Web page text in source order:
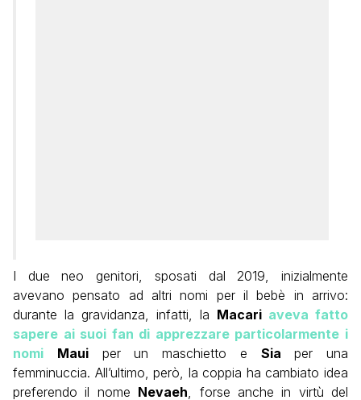
I due neo genitori, sposati dal 2019, inizialmente
avevano pensato ad altri nomi per il bebè in arrivo:
durante la gravidanza, infatti, la Macari aveva fatto
sapere ai suoi fan di apprezzare particolarmente i
nomi
Mauiper un maschietto e Sia per una
femminuccia. All’ultimo, però, la coppia ha cambiato idea
preferendo il nome Nevaeh, forse anche in virtù del